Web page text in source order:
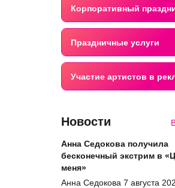
Корпоративный
Праздничные услуги
Участие артистов в
Новости
Анна Седокова получила
бесконечный экстрим в
меня»
Анна Седокова 7 августа